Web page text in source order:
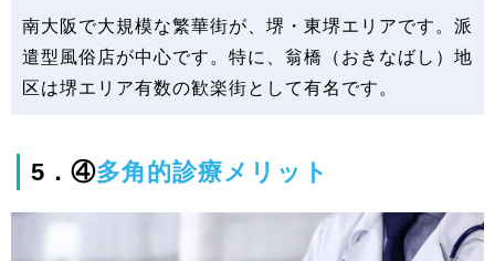
南大阪で大規模な繁華街が、堺・東堺エリアです。派
遣型風俗店が中心です。特に、翁橋（おきなばし）地
区は堺エリア有数の歓楽街として有名です。
5．④多角的診療メリット